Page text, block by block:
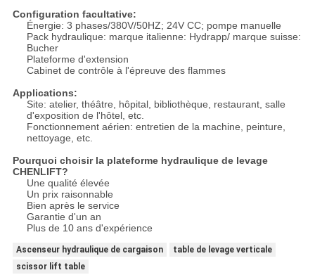
Configuration facultative:
Énergie: 3 phases/380V/50HZ; 24V CC; pompe manuelle
Pack hydraulique: marque italienne: Hydrapp/ marque suisse:
Bucher
Plateforme d'extension
Cabinet de contrôle à l'épreuve des flammes
Applications:
Site: atelier, théâtre, hôpital, bibliothèque, restaurant, salle
d'exposition de l'hôtel, etc.
Fonctionnement aérien: entretien de la machine, peinture,
nettoyage, etc.
Pourquoi choisir la plateforme hydraulique de levage
CHENLIFT?
Une qualité élevée
Un prix raisonnable
Bien après le service
Garantie d'un an
Plus de 10 ans d'expérience
Ascenseur hydraulique de cargaison
table de levage verticale
scissor lift table